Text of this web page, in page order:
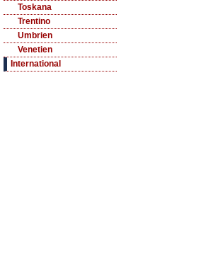
Toskana
Trentino
Umbrien
Venetien
International